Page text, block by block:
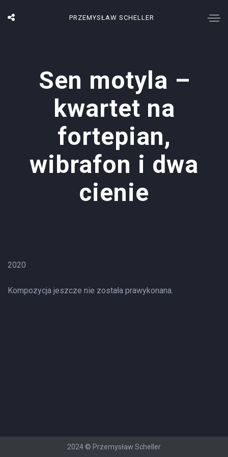
PRZEMYSŁAW SCHELLER
Sen motyla –
kwartet na
fortepian,
wibrafon i dwa
cienie
2020
Kompozycja jeszcze nie została prawykonana.
2024 © Przemysław Scheller